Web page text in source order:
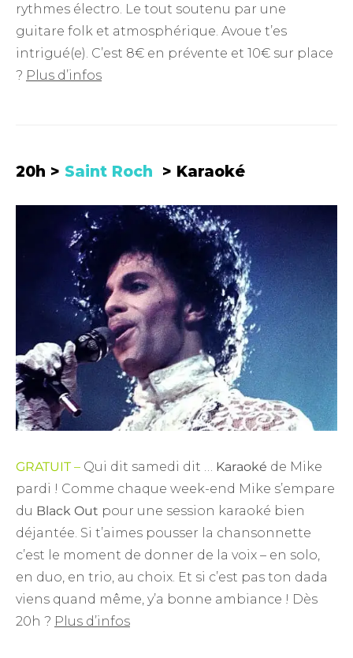
rythmes électro. Le tout soutenu par une
guitare folk et atmosphérique. Avoue t’es
intrigué(e). C’est 8€ en prévente et 10€ sur place
? Plus d’infos
20h > Saint Roch > Karaoké
GRATUIT– Qui dit samedi dit … Karaoké de Mike
pardi ! Comme chaque week-end Mike s’empare
du Black Out pour une session karaoké bien
déjantée. Si t’aimes pousser la chansonnette
c’est le moment de donner de la voix – en solo,
en duo, en trio, au choix. Et si c’est pas ton dada
viens quand même, y’a bonne ambiance ! Dès
20h ? Plus d’infos